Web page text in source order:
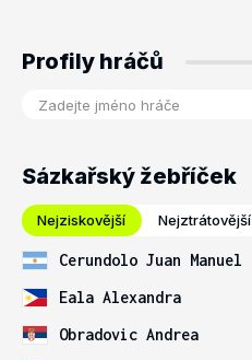
Profily hráčů
Sázkařský žebříček
Nejziskovější Nejztrátovější
Cerundolo Juan Manuel
Eala Alexandra
Obradovic Andrea